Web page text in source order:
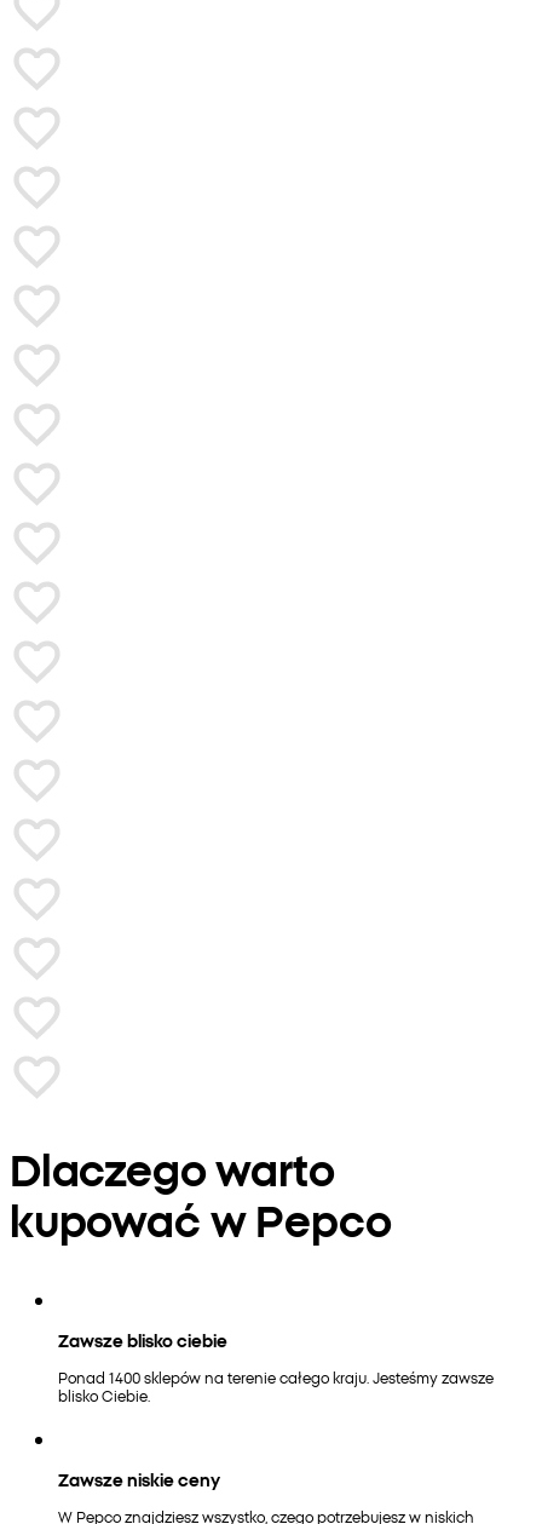
Dlaczego warto
kupować w Pepco
Zawsze blisko ciebie
Ponad 1400 sklepów na terenie całego kraju. Jesteśmy zawsze
blisko Ciebie.
Zawsze niskie ceny
W Pepco znajdziesz wszystko, czego potrzebujesz w niskich